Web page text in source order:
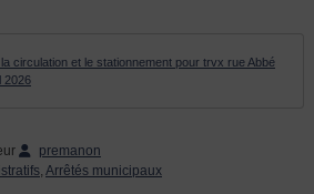
circulation et le stationnement pour trvx rue Abbé
2026
premanon
, Arrêtés municipaux